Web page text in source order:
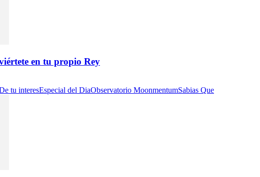
en tu propio Rey
tu interesEspecial del DiaObservatorio MoonmentumSabias Que